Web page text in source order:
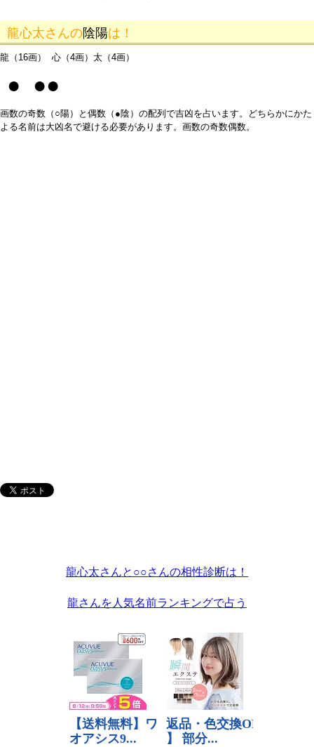
龍心太さんの陰陽は！
龍（16画） 心（4画）太（4画）
● ●●
画数の奇数（○陽）と偶数（●陰）の配列で吉凶を占います。どちらかにかた
よる名前は大凶名で避ける必要があります。画数の奇数偶数。
龍心太さんと○○さんの相性診断は！
龍さんを人気名前ランキングで占う